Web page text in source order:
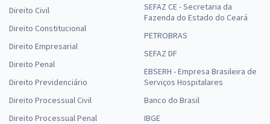
Direito Civil
Direito Constitucional
Direito Empresarial
Direito Penal
Direito Previdenciário
Direito Processual Civil
Direito Processual Penal
SEFAZ CE - Secretaria da
Fazenda do Estado do Ceará
PETROBRAS
SEFAZ DF
EBSERH - Empresa Brasileira de
Serviços Hospitalares
Banco do Brasil
IBGE